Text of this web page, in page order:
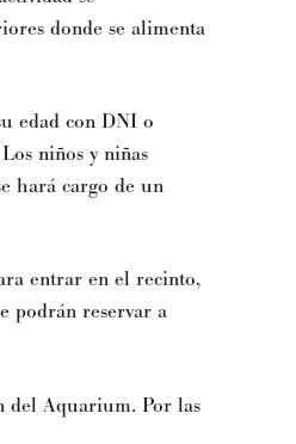
donde se alimenta
edad con DNI o
niños y niñas
hará cargo de un
entrar en el recinto,
podrán reservar a
del Aquarium. Por las